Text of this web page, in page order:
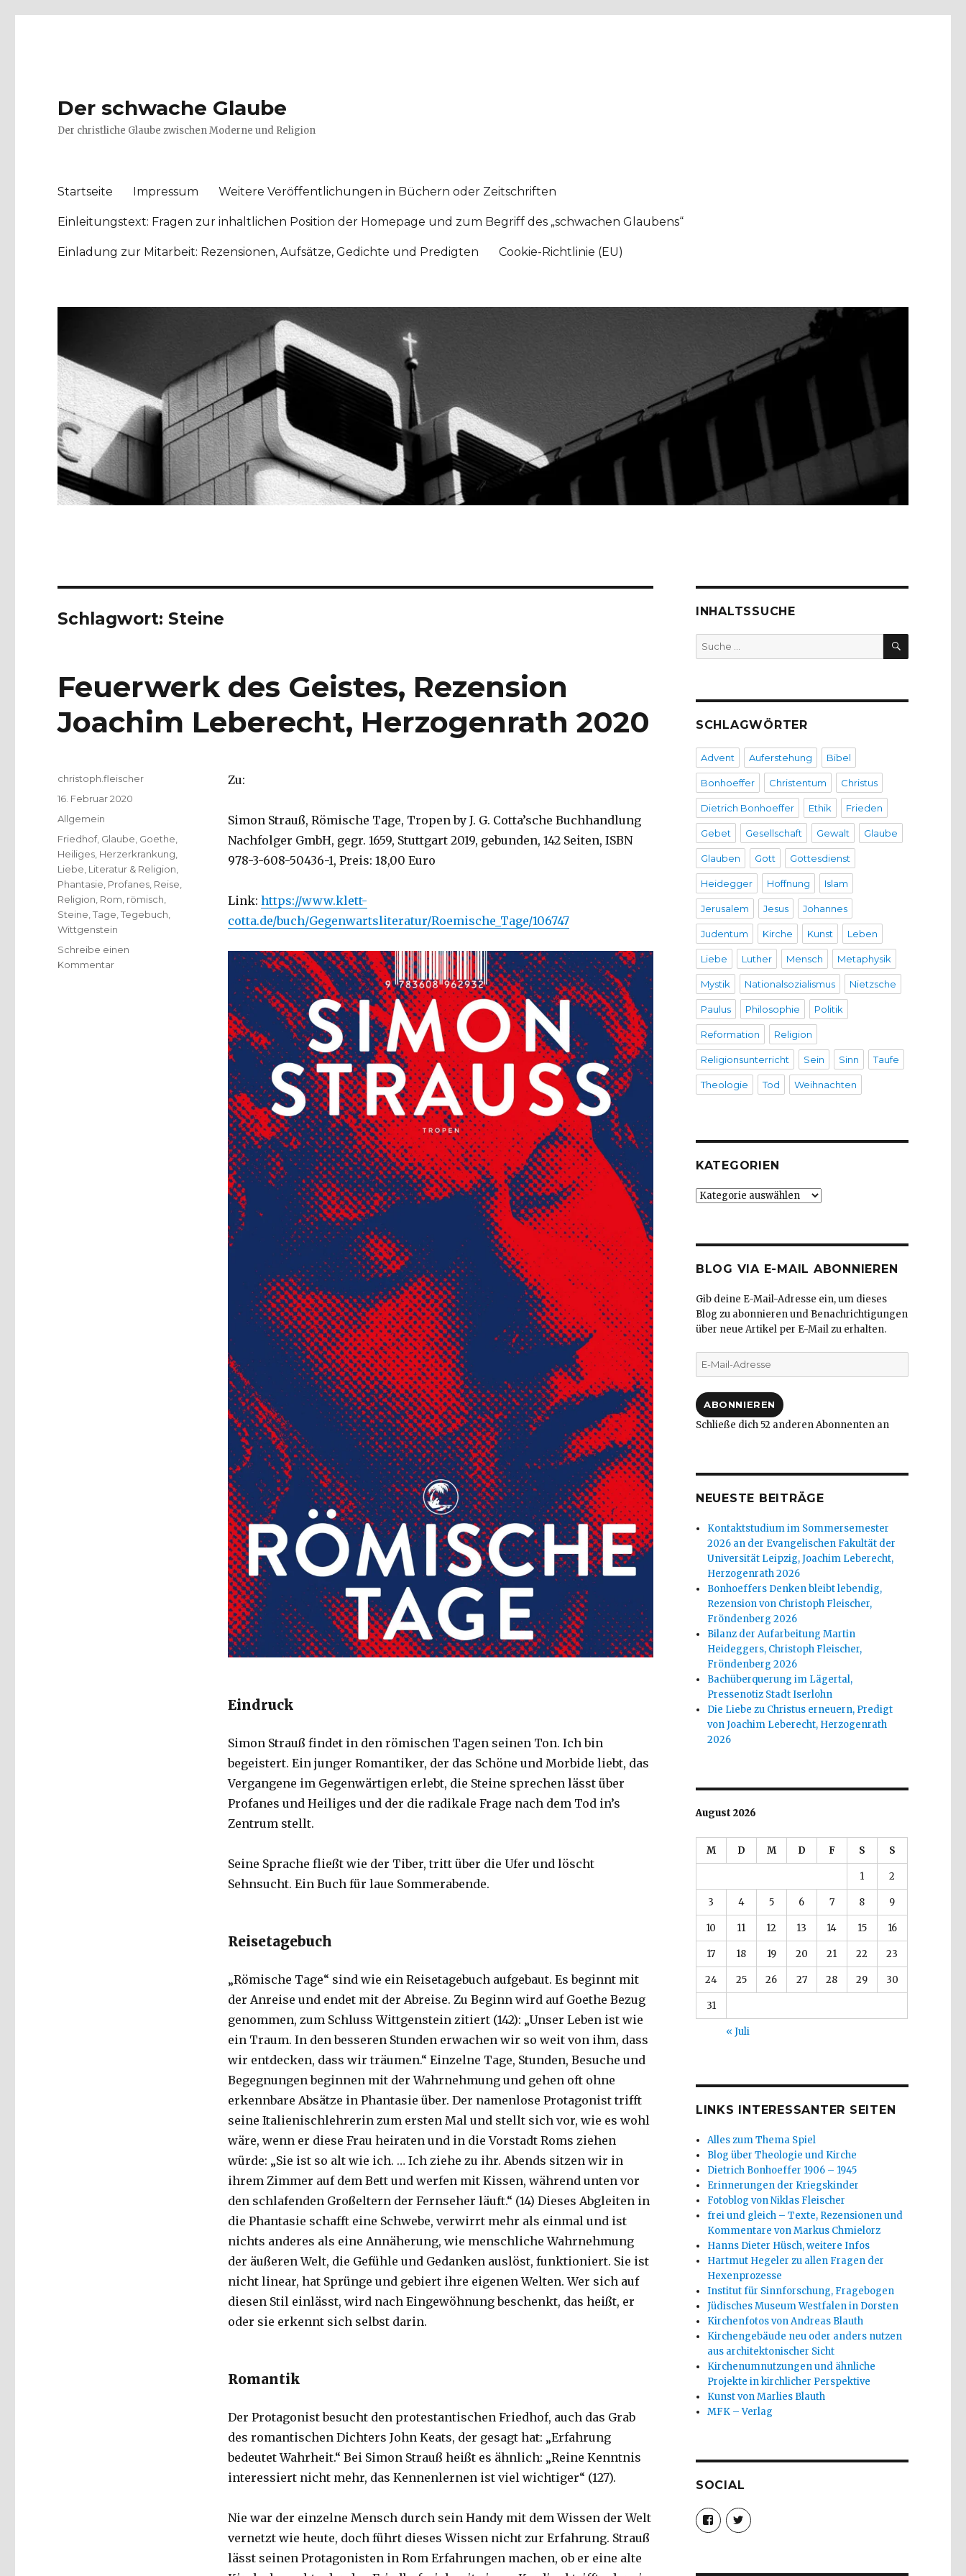
Der schwache Glaube
Der christliche Glaube zwischen Moderne und Religion
Startseite Impressum Weitere Veröffentlichungen in Büchern oder Zeitschriften
Einleitungstext: Fragen zur inhaltlichen Position der Homepage und zum Begriff des „schwachen Glaubens“
Einladung zur Mitarbeit: Rezensionen, Aufsätze, Gedichte und Predigten Cookie-Richtlinie (EU)
Schlagwort: Steine
Feuerwerk des Geistes, Rezension
Joachim Leberecht, Herzogenrath 2020
Zu:
Simon Strauß, Römische Tage, Tropen by J. G. Cotta’sche Buchhandlung
Nachfolger GmbH, gegr. 1659, Stuttgart 2019, gebunden, 142 Seiten, ISBN
978-3-608-50436-1, Preis: 18,00 Euro
Link: https://www.klett-
cotta.de/buch/Gegenwartsliteratur/Roemische_Tage/106747
Eindruck
Simon Strauß findet in den römischen Tagen seinen Ton. Ich bin
begeistert. Ein junger Romantiker, der das Schöne und Morbide liebt, das
Vergangene im Gegenwärtigen erlebt, die Steine sprechen lässt über
Profanes und Heiliges und der die radikale Frage nach dem Tod in’s
Zentrum stellt.
Seine Sprache fließt wie der Tiber, tritt über die Ufer und löscht
Sehnsucht. Ein Buch für laue Sommerabende.
Reisetagebuch
„Römische Tage“ sind wie ein Reisetagebuch aufgebaut. Es beginnt mit
der Anreise und endet mit der Abreise. Zu Beginn wird auf Goethe Bezug
genommen, zum Schluss Wittgenstein zitiert (142): „Unser Leben ist wie
ein Traum. In den besseren Stunden erwachen wir so weit von ihm, dass
wir entdecken, dass wir träumen.“ Einzelne Tage, Stunden, Besuche und
Begegnungen beginnen mit der Wahrnehmung und gehen oft ohne
erkennbare Absätze in Phantasie über. Der namenlose Protagonist trifft
seine Italienischlehrerin zum ersten Mal und stellt sich vor, wie es wohl
wäre, wenn er diese Frau heiraten und in die Vorstadt Roms ziehen
würde: „Sie ist so alt wie ich. … Ich ziehe zu ihr. Abends sitzen wir in
ihrem Zimmer auf dem Bett und werfen mit Kissen, während unten vor
den schlafenden Großeltern der Fernseher läuft.“ (14) Dieses Abgleiten in
die Phantasie schafft eine Schwebe, verwirrt mehr als einmal und ist
nichts anderes als eine Annäherung, wie menschliche Wahrnehmung
der äußeren Welt, die Gefühle und Gedanken auslöst, funktioniert. Sie ist
nicht linear, hat Sprünge und gebiert ihre eigenen Welten. Wer sich auf
diesen Stil einlässt, wird nach Eingewöhnung beschenkt, das heißt, er
oder sie erkennt sich selbst darin.
Romantik
Der Protagonist besucht den protestantischen Friedhof, auch das Grab
des romantischen Dichters John Keats, der gesagt hat: „Erfahrung
bedeutet Wahrheit.“ Bei Simon Strauß heißt es ähnlich: „Reine Kenntnis
interessiert nicht mehr, das Kennenlernen ist viel wichtiger“ (127).
Nie war der einzelne Mensch durch sein Handy mit dem Wissen der Welt
vernetzt wie heute, doch führt dieses Wissen nicht zur Erfahrung. Strauß
lässt seinen Protagonisten in Rom Erfahrungen machen, ob er eine alte
Autor
christoph.fleischer
Veröffentlicht
am
16. Februar 2020
Kategorien
Allgemein
Schlagwörter
Friedhof, Glaube Goethe
Heiliges Herzerkrankung
Liebe Literatur & Religion
Phantasie Profanes Reise
Religion Rom römisch
Steine ,Tage ,Tegebuch
Wittgenstein
Schreibe einen
Kommentarzu
INHALTSSUCHE
Suche
nach:
SUCHEN
SCHLAGWÖRTER
Advent Auferstehung Bibel
Bonhoeffer Christentum Christus
Dietrich Bonhoeffer Ethik Frieden
Gebet Gesellschaft Gewalt Glaube
Glauben Gott Gottesdienst
Heidegger Hoffnung Islam
Jerusalem Jesus Johannes
Judentum Kirche Kunst Leben
Liebe Luther Mensch Metaphysik
Mystik Nationalsozialismus Nietzsche
Paulus Philosophie Politik
Reformation Religion
Religionsunterricht Sein Sinn Taufe
Theologie Tod Weihnachten
KATEGORIEN
Kategorien
BLOG VIA E-MAIL ABONNIEREN
Gib deine E-Mail-Adresse ein, um dieses
Blog zu abonnieren und Benachrichtigungen
über neue Artikel per E-Mail zu erhalten.
E-
Mail-
ABONNIEREN
Schließe dich 52 anderen Abonnenten an
NEUESTE BEITRÄGE
Kontaktstudium im Sommersemester
2026 an der Evangelischen Fakultät der
Universität Leipzig, Joachim Leberecht,
Herzogenrath 2026
Bonhoeffers Denken bleibt lebendig,
Rezension von Christoph Fleischer,
Fröndenberg 2026
Bilanz der Aufarbeitung Martin
Heideggers, Christoph Fleischer,
Fröndenberg 2026
Bachüberquerung im Lägertal,
Pressenotiz Stadt Iserlohn
Die Liebe zu Christus erneuern, Predigt
von Joachim Leberecht, Herzogenrath
2026
August 2026
M D M D F S S
1 2
3 4 5 6 7 8 9
10 11 12 13 14 15 16
17 18 19 20 21 22 23
24 25 26 27 28 29 30
31
« Juli
LINKS INTERESSANTER SEITEN
Alles zum Thema Spiel
Blog über Theologie und Kirche
Dietrich Bonhoeffer 1906 – 1945
Erinnerungen der Kriegskinder
Fotoblog von Niklas Fleischer
frei und gleich – Texte, Rezensionen und
Kommentare von Markus Chmielorz
Hanns Dieter Hüsch, weitere Infos
Hartmut Hegeler zu allen Fragen der
Hexenprozesse
Institut für Sinnforschung, Fragebogen
Jüdisches Museum Westfalen in Dorsten
Kirchenfotos von Andreas Blauth
Kirchengebäude neu oder anders nutzen
aus architektonischer Sicht
Kirchenumnutzungen und ähnliche
Projekte in kirchlicher Perspektive
Kunst von Marlies Blauth
MFK – Verlag
SOCIAL
Profil
von
christoph.fleischer1
anzeigen
Profil
von
anzeigen